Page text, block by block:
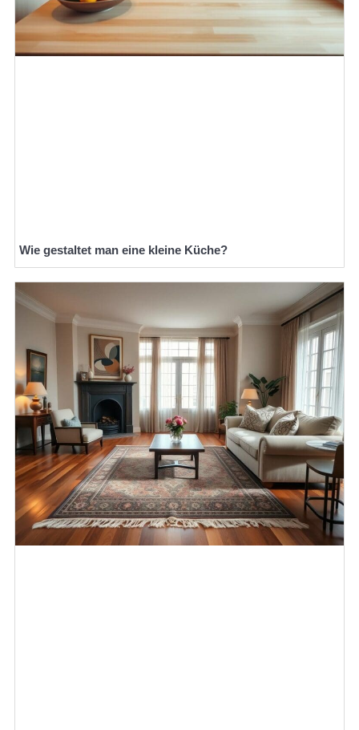
Wie gestaltet man eine kleine Küche?